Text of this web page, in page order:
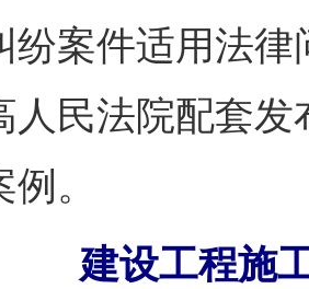
纷案件适用法
人民法院配套
。
建设工程施